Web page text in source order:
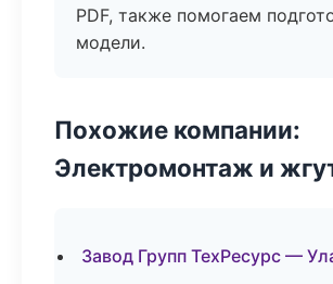
PDF, также помогаем
модели.
Похожие компании:
Электромонтаж и
Завод Групп ТехРесурс —